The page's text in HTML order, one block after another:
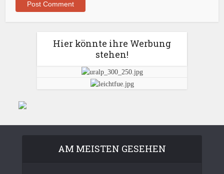
Hier könnte ihre Werbung
stehen!
AM MEISTEN GESEHEN